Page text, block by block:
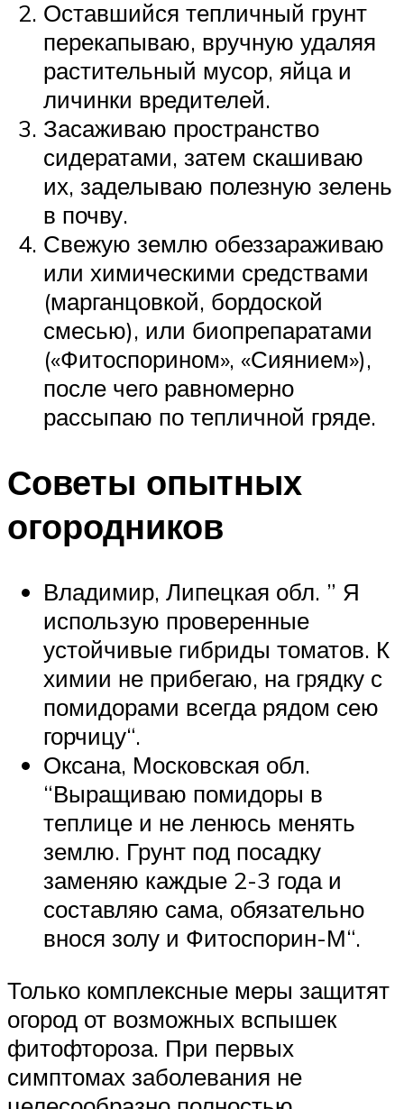
Оставшийся тепличный грунт
перекапываю, вручную удаляя
растительный мусор, яйца и
личинки вредителей.
Засаживаю пространство
сидератами, затем скашиваю
их, заделываю полезную зелень
в почву.
Свежую землю обеззараживаю
или химическими средствами
(марганцовкой, бордоской
смесью), или биопрепаратами
(«Фитоспорином», «Сиянием»),
после чего равномерно
рассыпаю по тепличной гряде.
Советы опытных
огородников
Владимир, Липецкая обл. ” Я
использую проверенные
устойчивые гибриды томатов. К
химии не прибегаю, на грядку с
помидорами всегда рядом сею
горчицу“.
Оксана, Московская обл.
“Выращиваю помидоры в
теплице и не ленюсь менять
землю. Грунт под посадку
заменяю каждые 2-3 года и
составляю сама, обязательно
внося золу и Фитоспорин-М“.
Только комплексные меры защитят
огород от возможных вспышек
фитофтороза. При первых
симптомах заболевания не